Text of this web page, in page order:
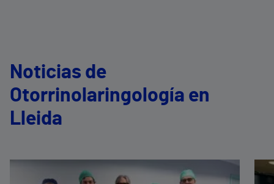
Noticias de
Otorrinolaringología en
Lleida